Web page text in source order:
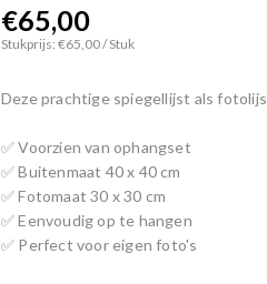
€65,00
Stukprijs: €65,00 / Stuk
Deze prachtige spiegellijst als
✅ Voorzien van ophangset
✅ Buitenmaat 40 x 40 cm
✅ Fotomaat 30 x 30 cm
✅ Eenvoudig op te hangen
✅ Perfect voor eigen foto's